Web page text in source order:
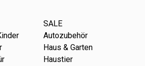
SALE
Autozubehör
Haus & Garten
Haustier